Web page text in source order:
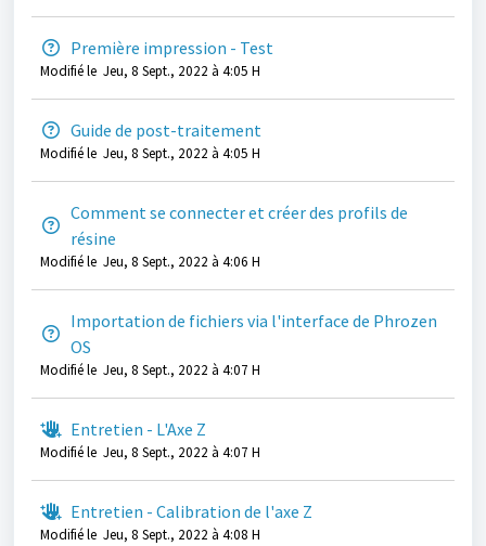
Première impression - Test
Modifié le Jeu, 8 Sept., 2022 à 4:05 H
Guide de post-traitement
Modifié le Jeu, 8 Sept., 2022 à 4:05 H
Comment se connecter et créer des profils de
résine
Modifié le Jeu, 8 Sept., 2022 à 4:06 H
Importation de fichiers via l'interface de Phrozen
OS
Modifié le Jeu, 8 Sept., 2022 à 4:07 H
Entretien - L'Axe Z
Modifié le Jeu, 8 Sept., 2022 à 4:07 H
Entretien - Calibration de l'axe Z
Modifié le Jeu, 8 Sept., 2022 à 4:08 H